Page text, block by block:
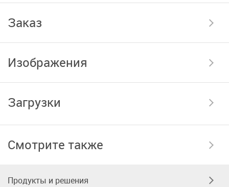
Заказ
Изображения
Загрузки
Смотрите также
Продукты и решения